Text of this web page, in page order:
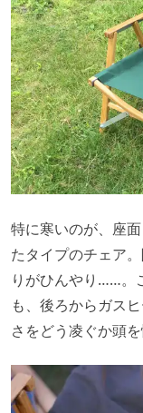
特に寒いのが、座
たタイプのチェア
りがひんやり……。
も、後ろからガス
さをどう凌ぐか頭